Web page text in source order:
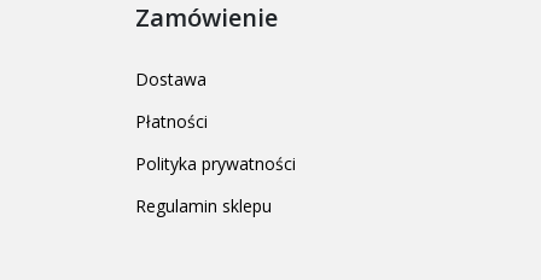
Zamówienie
Dostawa
Płatności
Polityka prywatności
Regulamin sklepu